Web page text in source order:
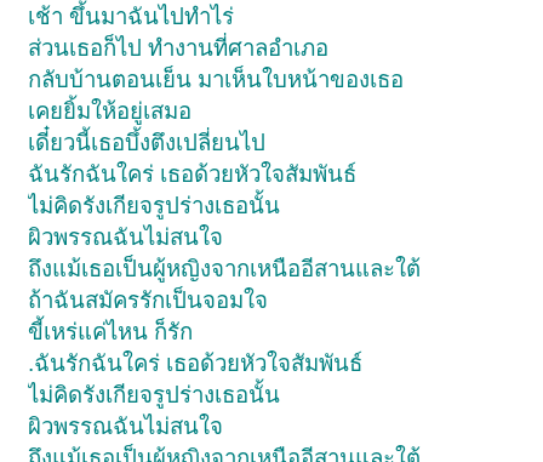
เช้า ขึ้นมาฉันไปทำไร่
ส่วนเธอก็ไป ทำงานที่ศาลอำเภอ
กลับบ้านตอนเย็น มาเห็นใบหน้าของเธอ
เคยยิ้มให้อยู่เสมอ
เดี๋ยวนี้เธอบึ้งตึงเปลี่ยนไป
ฉันรักฉันใคร่ เธอด้วยหัวใจสัมพันธ์
ไม่คิดรังเกียจรูปร่างเธอนั้น
ผิวพรรณฉันไม่สนใจ
ถึงแม้เธอเป็นผู้หญิงจากเหนืออีสานและใต้
ถ้าฉันสมัครรักเป็นจอมใจ
ขี้เหร่แค่ไหน ก็รัก
.ฉันรักฉันใคร่ เธอด้วยหัวใจสัมพันธ์
ไม่คิดรังเกียจรูปร่างเธอนั้น
ผิวพรรณฉันไม่สนใจ